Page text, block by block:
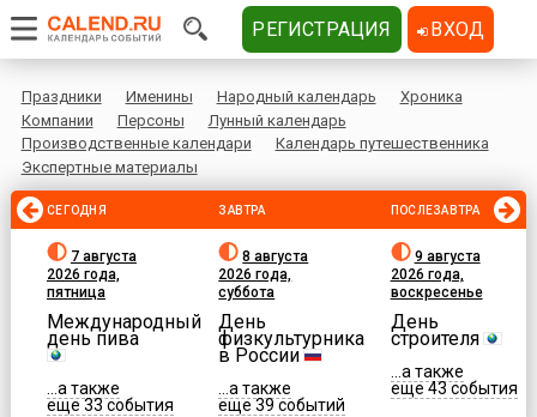
Праздники Именины Народный календарь
Хроника
Компании
Персоны
Лунный календарь
Производственные календари
Календарь путешественника
Экспертные материалы
СЕГОДНЯ
7 августа
2026 года,
пятница
Международный
день пива
...а также
еще 33 события
ЗАВТРА
8 августа
2026 года,
суббота
День
физкультурника
в России
...а также
еще 39 событий
ПОСЛЕЗАВТРА
9 августа
2026 года,
воскресенье
День
строителя
...а также
еще 43 события
РЕГИСТРАЦИЯ ВХОД